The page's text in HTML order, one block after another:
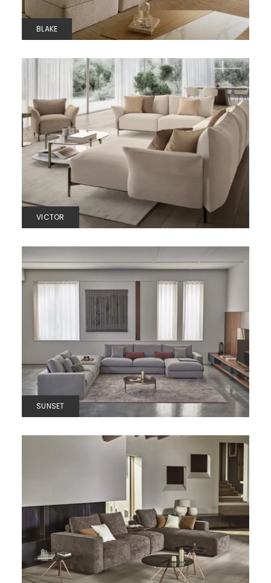
BLAKE
VICTOR
SUNSET